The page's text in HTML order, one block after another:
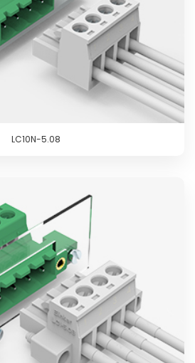
LC10N-5.08